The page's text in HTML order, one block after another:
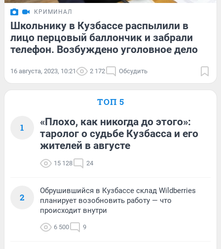
КРИМИНАЛ
Школьнику в Кузбассе распылили в
лицо перцовый баллончик и забрали
телефон. Возбуждено уголовное дело
16 августа, 2023, 10:21 2 172 Обсудить
ТОП 5
1
«Плохо, как никогда до этого»:
таролог о судьбе Кузбасса и его
жителей в августе
15 128 24
2
Обрушившийся в Кузбассе склад Wildberries
планирует возобновить работу — что
происходит внутри
6 500 9